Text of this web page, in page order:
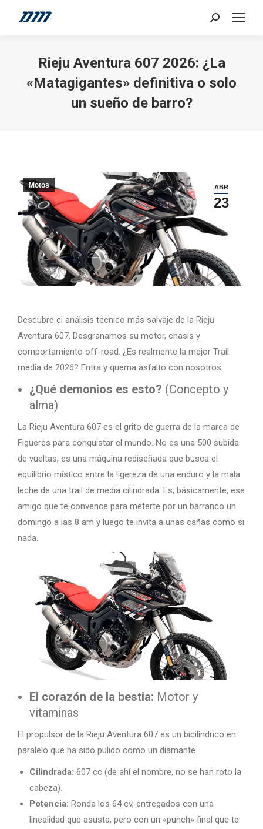
Search:
Rieju Aventura 607 2026: ¿La
«Matagigantes» definitiva o solo
un sueño de barro?
ABR
23
Motos
Descubre el análisis técnico más salvaje de la Rieju
Aventura 607. Desgranamos su motor, chasis y
comportamiento off-road. ¿Es realmente la mejor Trail
media de 2026? Entra y quema asfalto con nosotros.
¿Qué demonios es esto? (Concepto y
alma)
La Rieju Aventura 607 es el grito de guerra de la marca de
Figueres para conquistar el mundo. No es una 500 subida
de vueltas, es una máquina rediseñada que busca el
equilibrio místico entre la ligereza de una enduro y la mala
leche de una trail de media cilindrada. Es, básicamente, ese
amigo que te convence para meterte por un barranco un
domingo a las 8 am y luego te invita a unas cañas como si
nada.
El corazón de la bestia: Motor y
vitaminas
El propulsor de la Rieju Aventura 607 es un bicilíndrico en
paralelo que ha sido pulido como un diamante.
Cilindrada: 607 cc (de ahí el nombre, no se han roto la
cabeza).
Potencia: Ronda los 64 cv, entregados con una
linealidad que asusta, pero con un «punch» final que te